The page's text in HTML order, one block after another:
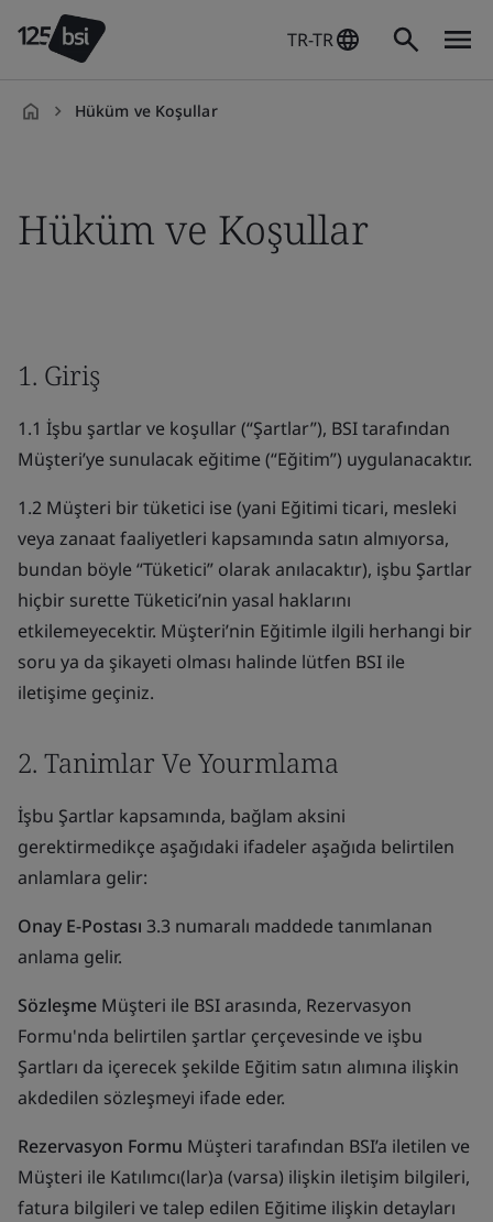
TR-TR
Hüküm ve Koşullar
Hüküm ve Koşullar
1. Giriş
1.1 İşbu şartlar ve koşullar (“Şartlar”), BSI tarafından
Müşteri’ye sunulacak eğitime (“Eğitim”) uygulanacaktır.
1.2 Müşteri bir tüketici ise (yani Eğitimi ticari, mesleki
veya zanaat faaliyetleri kapsamında satın almıyorsa,
bundan böyle “Tüketici” olarak anılacaktır), işbu Şartlar
hiçbir surette Tüketici’nin yasal haklarını
etkilemeyecektir. Müşteri’nin Eğitimle ilgili herhangi bir
soru ya da şikayeti olması halinde lütfen BSI ile
iletişime geçiniz.
2. Tanimlar Ve Yourmlama
İşbu Şartlar kapsamında, bağlam aksini
gerektirmedikçe aşağıdaki ifadeler aşağıda belirtilen
anlamlara gelir:
Onay E-Postası 3.3 numaralı maddede tanımlanan
anlama gelir.
Sözleşme Müşteri ile BSI arasında, Rezervasyon
Formu'nda belirtilen şartlar çerçevesinde ve işbu
Şartları da içerecek şekilde Eğitim satın alımına ilişkin
akdedilen sözleşmeyi ifade eder.
Rezervasyon Formu Müşteri tarafından BSI’a iletilen ve
Müşteri ile Katılımcı(lar)a (varsa) ilişkin iletişim bilgileri,
fatura bilgileri ve talep edilen Eğitime ilişkin detayları